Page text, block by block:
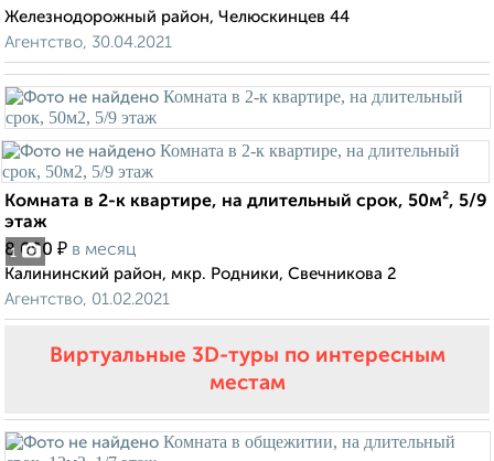
Железнодорожный район, Челюскинцев 44
Агентство, 30.04.2021
1
Комната в 2-к квартире, на длительный срок, 50м², 5/9
этаж
8 000 ₽ в месяц
Калининский район, мкр. Родники, Свечникова 2
Агентство, 01.02.2021
Виртуальные 3D-туры по интересным
местам